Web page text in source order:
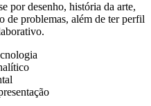
por desenho, história da arte,
de problemas, além de ter perfil